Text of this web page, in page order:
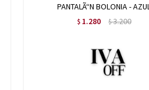
PANTALÃ“N BOLONIA - AZUL
$ 1.280 $3.200